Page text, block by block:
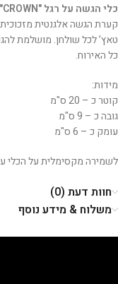
כלי הגשה על רגל "CROWN"
קערת הגשה אלגנטית
טאץ’ לכל שולחן. מושלמת
כל האירוח.
מידות:
קוטר כ – 20 ס"מ
גובה כ – 9 ס"מ
עומק כ – 6 ס"מ
לשמירה מקסימלית על הכלי
חוות דעת (0)
משלוח & מידע נוסף